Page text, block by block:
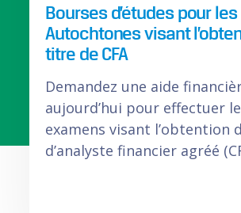
Bourses d’études pour les
Autochtones visant
titre de CFA
Demandez une aide
aujourd’hui pour effectuer
examens visant l’obtention
d’analyste financier agréé